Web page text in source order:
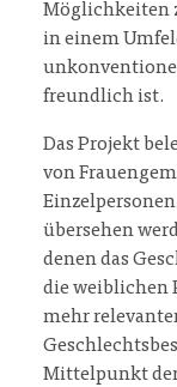
Möglichkeiten
in einem
freundlich ist.
Das Projekt
von
übersehen
denen das
die weiblichen
mehr
Mittelpunkt